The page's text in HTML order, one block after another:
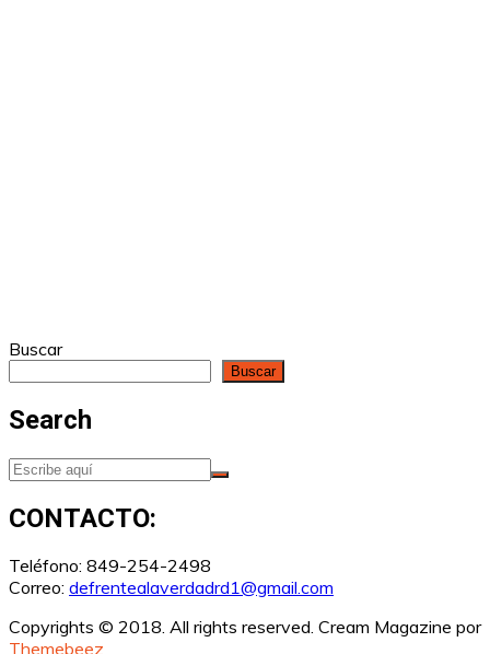
Buscar
Buscar
Search
CONTACTO:
Teléfono: 849-254-2498
Correo: defrentealaverdadrd1@gmail.com
Copyrights © 2018. All rights reserved. Cream Magazine por
Themebeez